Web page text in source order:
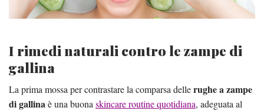
I rimedi naturali contro le zampe di
gallina
La prima mossa per contrastare la comparsa dellerughe a zampe
di gallinaè una buona skincare routine quotidiana, adeguata al